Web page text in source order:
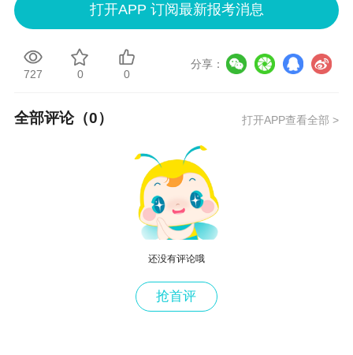
打开APP 订阅最新报考消息
727 0 0
分享：
全部评论（0） 打开APP查看全部 >
还没有评论哦
抢首评